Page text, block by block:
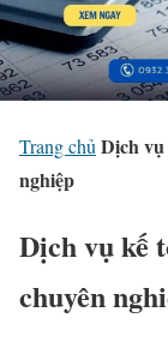
Trang chủ Dịch vụ
nghiệp
Dịch vụ kế
chuyên